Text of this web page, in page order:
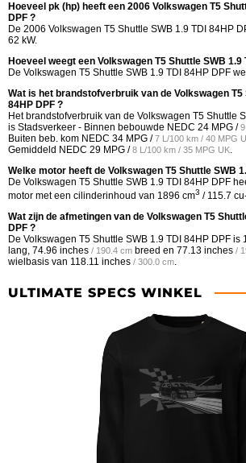
Hoeveel pk (hp) heeft een 2006 Volkswagen T5
DPF ?
De 2006 Volkswagen T5 Shuttle SWB 1.9 TDI 84HP
62 kW.
Hoeveel weegt een Volkswagen T5 Shuttle SWB 1.9
De Volkswagen T5 Shuttle SWB 1.9 TDI 84HP DPF
Wat is het brandstofverbruik van de Volkswagen T5
84HP DPF ?
Het brandstofverbruik van de Volkswagen T5 Shuttle
is Stadsverkeer - Binnen bebouwde NEDC 24 MPG /
Buiten beb. kom NEDC 34 MPG /7 L/100 km / 40 MPG
Gemiddeld NEDC 29 MPG /8 L/100 km / 35 MPG UK.
Welke motor heeft de Volkswagen T5 Shuttle SWB
De Volkswagen T5 Shuttle SWB 1.9 TDI 84HP DPF
motor met een cilinderinhoud van 1896 cm3 / 115.7
Wat zijn de afmetingen van de Volkswagen T5
DPF ?
De Volkswagen T5 Shuttle SWB 1.9 TDI 84HP DPF is
lang, 74.96 inches / 190.4 cm breed en 77.13 inches /
wielbasis van 118.11 inches / 300.0 cm.
ULTIMATE SPECS WINKEL